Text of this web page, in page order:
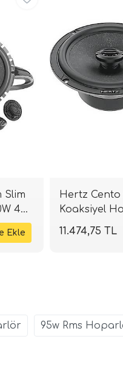
Slim
4
Hertz Cento
Koaksiyel
| SPLHIFI
11.474,75 TL
95w Rms